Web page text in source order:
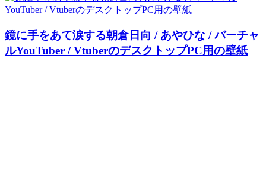
鏡に手をあて涙する朝倉日向 / あやひな / バーチャ
ルYouTuber / VtuberのデスクトップPC用の壁紙